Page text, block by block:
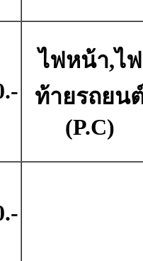
ไฟหน้า,ไฟ
ท้ายรถยน
(P.C)